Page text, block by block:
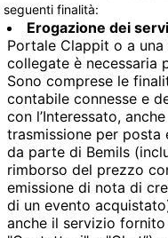
seguenti finalità:
Erogazione dei
Portale Clappit o a
collegate è necessaria
Sono comprese le
contabile connesse e
con l’Interessato,
trasmissione per
da parte di Bemils
rimborso del prezzo
emissione di nota di
di un evento
anche il servizio